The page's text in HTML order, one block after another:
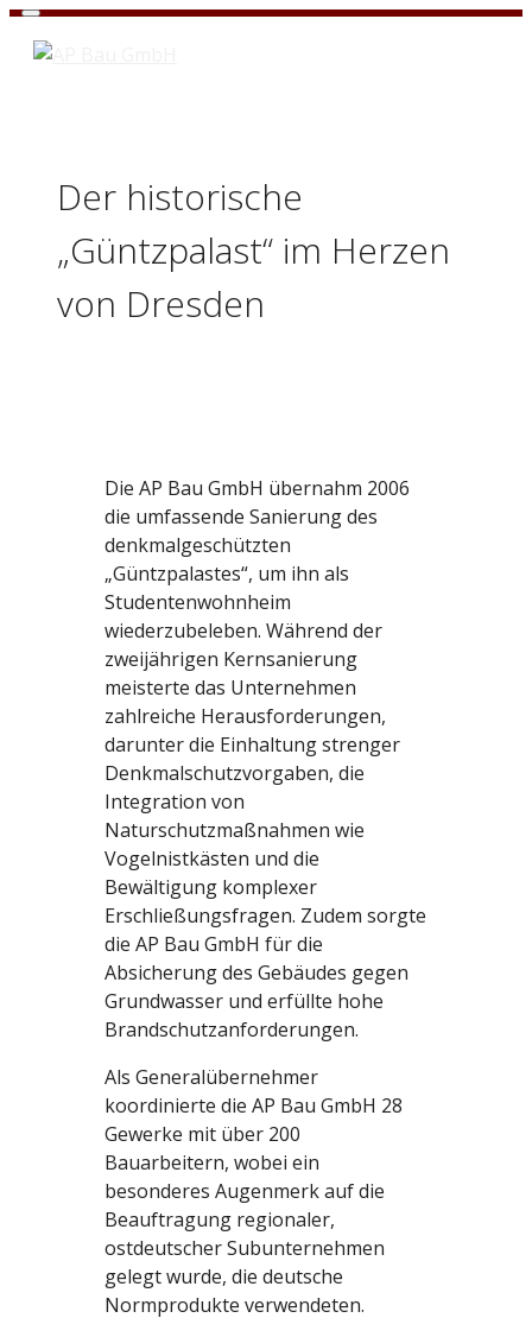
Zum
Inhalt
Menü
Der historische
„Güntzpalast“ im Herzen
von Dresden
Die AP Bau GmbH übernahm 2006
die umfassende Sanierung des
denkmalgeschützten
„Güntzpalastes“, um ihn als
Studentenwohnheim
wiederzubeleben. Während der
zweijährigen Kernsanierung
meisterte das Unternehmen
zahlreiche Herausforderungen,
darunter die Einhaltung strenger
Denkmalschutzvorgaben, die
Integration von
Naturschutzmaßnahmen wie
Vogelnistkästen und die
Bewältigung komplexer
Erschließungsfragen. Zudem sorgte
die AP Bau GmbH für die
Absicherung des Gebäudes gegen
Grundwasser und erfüllte hohe
Brandschutzanforderungen.
Als Generalübernehmer
koordinierte die AP Bau GmbH 28
Gewerke mit über 200
Bauarbeitern, wobei ein
besonderes Augenmerk auf die
Beauftragung regionaler,
ostdeutscher Subunternehmen
gelegt wurde, die deutsche
Normprodukte verwendeten.